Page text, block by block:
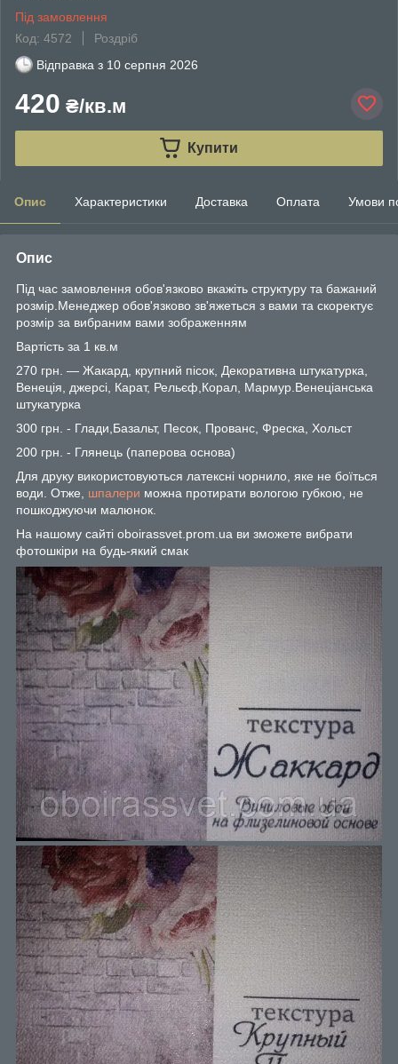
Під замовлення
Код: 4572
Роздріб
Відправка з 10 серпня 2026
420 ₴/кв.м
Купити
Опис Характеристики Доставка Оплата Умови
Опис
Під час замовлення обов'язково вкажіть структуру та бажаний
розмір.Менеджер обов'язково зв'яжеться з вами та скоректує
розмір за вибраним вами зображенням
Вартість за 1 кв.м
270 грн. — Жакард, крупний пісок, Декоративна штукатурка,
Венеція, джерсі, Карат, Рельєф,Корал, Мармур.Венеціанська
штукатурка
300 грн. - Глади,Базальт, Песок, Прованс, Фреска, Хольст
200 грн. - Глянець (паперова основа)
Для друку використовуються латексні чорнило, яке не боїться
води. Отже, шпалери можна протирати вологою губкою, не
пошкоджуючи малюнок.
На нашому сайті oboirassvet.prom.ua ви зможете вибрати
фотошкіри на будь-який смак